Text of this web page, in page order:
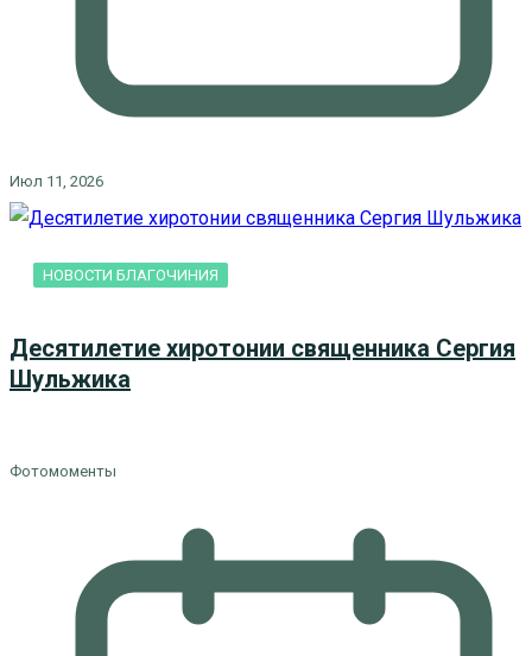
Июл 11, 2026
НОВОСТИ БЛАГОЧИНИЯ
Десятилетие хиротонии священника Сергия
Шульжика
Фотомоменты